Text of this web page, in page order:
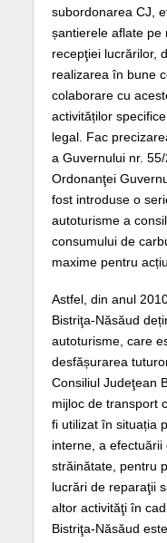
subordonarea CJ,
șantierele aflate pe
recepţiei lucrărilor,
realizarea în bune
colaborare cu
activităților
legal. Fac
a Guvernului nr.
Ordonanţei
fost introduse o
autoturisme a
consumului de
maxime pentru
Astfel, din anul
Bistriţa-Năsăud
autoturisme, care
desfășurarea
Consiliul Judeţean
mijloc de transport
fi utilizat în situația
interne, a
străinătate, pentru
lucrări de reparaţii
altor activităţi în
Bistriţa-Năsăud